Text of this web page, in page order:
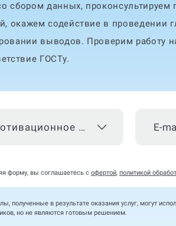
сбором данных, проконсультируем
окажем содействие в проведении
выводов. Проверим работу
ГОСТу.
мотивационное письмо
форму, вы соглашаетесь с офертой, политикой
полученные в результате оказания услуг, могут
но не являются готовым решением.